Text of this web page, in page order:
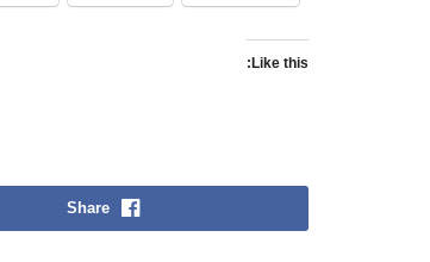
Like this:
Share